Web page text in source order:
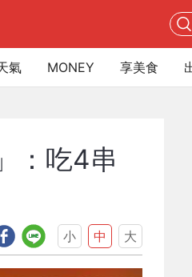
氣 MONEY 享美食
：吃4串
小 中 大